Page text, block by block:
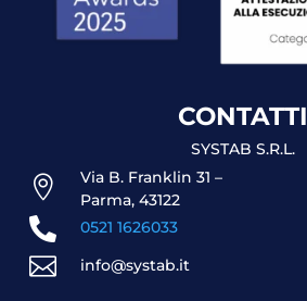
CONTATTI
SYSTAB S.R.L.

Via B. Franklin 31 –
Parma, 43122
 0521 1626033
 info@systab.it